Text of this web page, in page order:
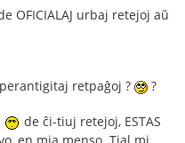
OFICIALAJ urbaj retejoj aŭ
retpaĝoj ?
?
de ĉi-tiuj retejoj, ESTAS